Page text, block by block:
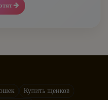
Купить щенков